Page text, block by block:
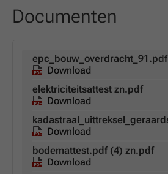
Documenten
epc_bouw_overdracht_91.pdf
Download
elektriciteitsattest zn.pdf
Download
Download
bodemattest.pdf (4) zn.pdf
Download